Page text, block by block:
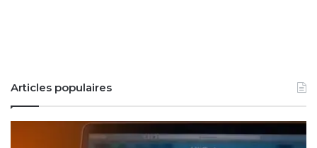
Articles populaires